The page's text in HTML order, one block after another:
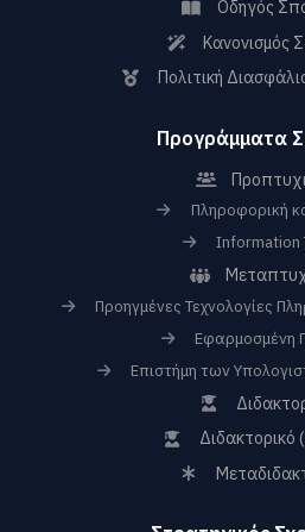
Οδηγός
Κανονισμός
Πολιτική
Προγράμματα
Πληροφορική
Information
Προηγμένες Τεχνολογίες
Εφαρμοσμένη
Επιστήμη των
Διδακτορικό